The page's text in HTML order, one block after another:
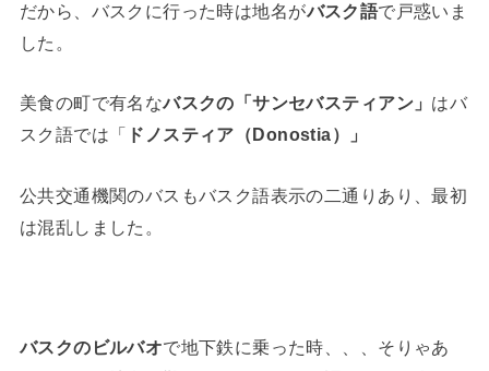
だから、バスクに行った時は地名がバスク語で戸惑いま
した。
美食の町で有名なバスクの「サンセバスティアン」 はバ
スク語では「
ドノスティア（Donostia）」
公共交通機関のバスもバスク語表示の二通りあり、最初
は混乱しました。
バスクのビルバオで地下鉄に乗った時、、、そりゃあ